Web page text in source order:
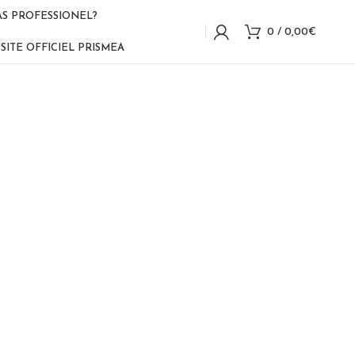
PROFESSIONEL?
OFFICIEL PRISMEA
0/ 0,00€